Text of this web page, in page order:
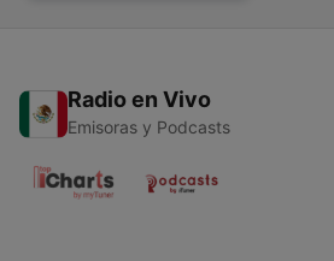
Radio en Vivo
Emisoras y Podcasts